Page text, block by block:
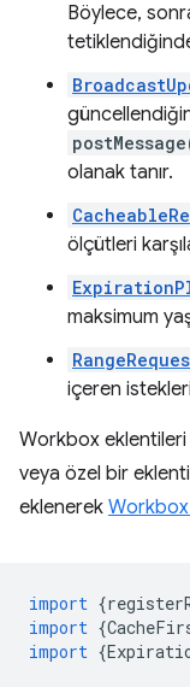
Böylece,
olanak tanır.
ölçütleri
maksimum
içeren
Workbox eklentileri
veya özel bir
eklenerek
import {
import {
import {